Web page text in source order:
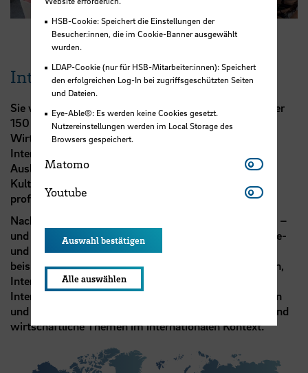
Internationalität
Sie verbringen das 5. und 6. Semester an einer von über
150 weltweiten Partnerhochschulen der Fakultät
Wirtschaftswissenschaften. In den Modulen
Interkulturelles Management, Fremdsprache,
Auslandsvorbereitung und landesspezifische
Kulturwissenschaften bereiten Sie sich intensiv und
professionell auf den Auslandsaufenthalt vor.
Nach der Rückkehr werden die Erfahrungen reflektiert –
und es erfolgt ein Transfer hin zur persönlichen Karriere-
und Lebensplanung. In Lehrveranstaltungen wie
beispielsweise Internationales Wirtschaftsbeziehungen,
Internationales Wirtschaftsrecht, Internationales und
Interkulturelles Management im Tourismus diskutieren
und bearbeiten Sie touristische, kulturelle, rechtliche und
wirtschaftliche Themen im internationalen Kontext.
HSB-Cookie: Speichert die Einstellungen der
Besucher:innen, die im Cookie-Banner ausgewählt
wurden.
LDAP-Cookie (nur für HSB-Mitarbeiter:innen): Speichert
den erfolgreichen Log-In bei zugriffsgeschützten Seiten
und Dateien.
Eye-Able®: Es werden keine Cookies gesetzt.
Nutzereinstellungen werden im Local Storage des
Browsers gespeichert.
Matomo Matomo
Youtube Youtube
Auswahl bestätigen
Alle auswählen